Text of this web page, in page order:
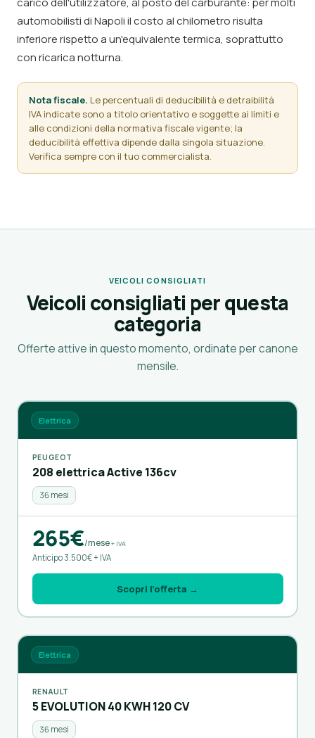
automobilisti di Napoli il costo al chilometro risulta
inferiore rispetto a un'equivalente termica, soprattutto
con ricarica notturna.
Nota fiscale. Le percentuali di deducibilità e detraibilità
IVA indicate sono a titolo orientativo e soggette ai limiti e
alle condizioni della normativa fiscale vigente; la
deducibilità effettiva dipende dalla singola situazione.
Verifica sempre con il tuo commercialista.
VEICOLI CONSIGLIATI
Veicoli consigliati per questa
categoria
Offerte attive in questo momento, ordinate per canone
mensile.
Elettrica
PEUGEOT
208 elettrica Active 136cv
36 mesi
265€/mese+ IVA
Anticipo 3.500€ + IVA
Scopri l’offerta →
Elettrica
RENAULT
5 EVOLUTION 40 KWH 120 CV
36 mesi